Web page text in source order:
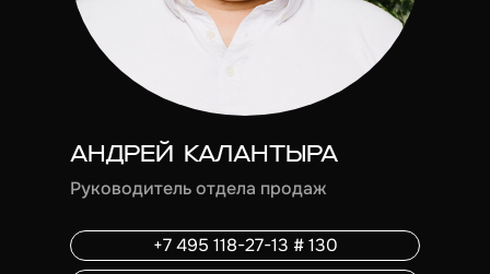
АНДРЕЙ КАЛАНТЫРА
Руководитель отдела продаж
+7 495 118-27-13 # 130